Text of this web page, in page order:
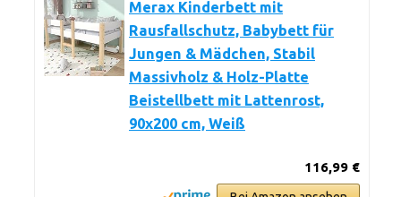
Merax Kinderbett mit
Rausfallschutz, Babybett für
Jungen & Mädchen, Stabil
Massivholz & Holz-Platte
Beistellbett mit Lattenrost,
90x200 cm, Weiß
116,99 €